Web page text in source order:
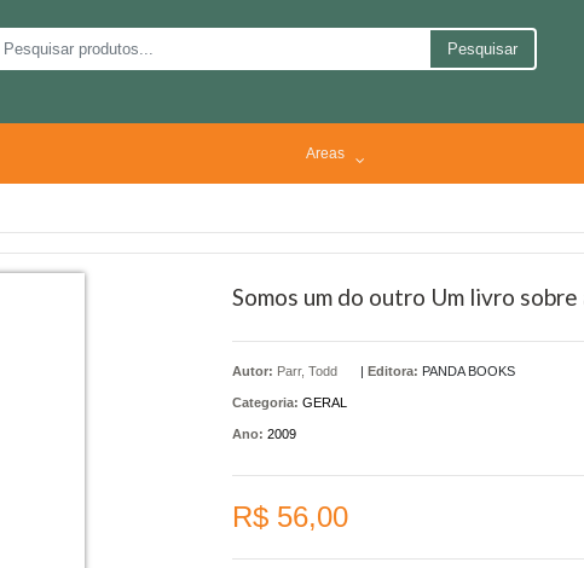
Pesquisar
Areas
Somos um do outro Um livro
Autor: Parr, Todd | Editora: PANDA BOOKS
Categoria: GERAL
Ano: 2009
R$ 56,00